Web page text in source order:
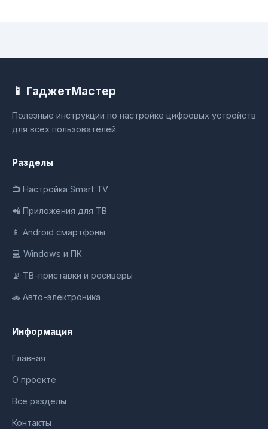
📱 ГаджетМастер
Полезные инструкции по настройке цифровых устройств
для всех пользователей.
Разделы
📺 Настройка Smart TV
📲 Приложения для ТВ
📱 Android смартфоны
💻 Windows и ПК
📡 ТВ-приставки и ресиверы
🚗 Авто-электроника
Информация
Главная
О проекте
Все разделы
Контакты